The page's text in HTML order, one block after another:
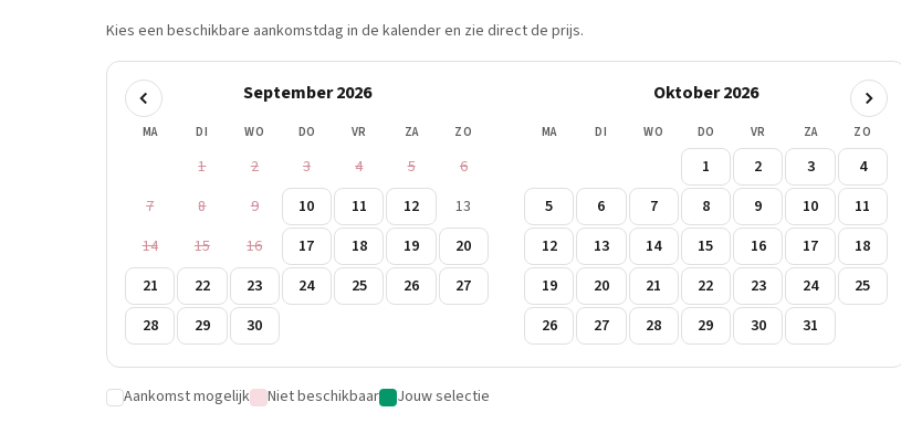
Kies een beschikbare aankomstdag in de kalender en zie direct de prijs.
September 2026
MA DI WO DO VR ZA ZO
1 2 3 4 5
6
7
8 9 10 11 12
13
14
15 16 17 18 19
20
21
22 23 24 25 26
27
28
29 30
Oktober 2026
MA DI WO DO VR ZA ZO
1 2 3
4
5
6 7 8 9 10
11
12
13 14 15 16 17
18
19
20 21 22 23 24
25
26
27 28 29 30 31
Aankomst mogelijk Niet beschikbaar Jouw selectie